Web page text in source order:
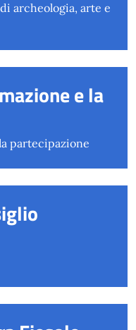
archeologia, arte e
e la
partecipazione